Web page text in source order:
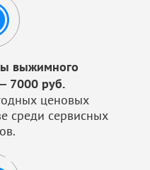
выжимного
7000 руб.
ценовых
среди сервисных